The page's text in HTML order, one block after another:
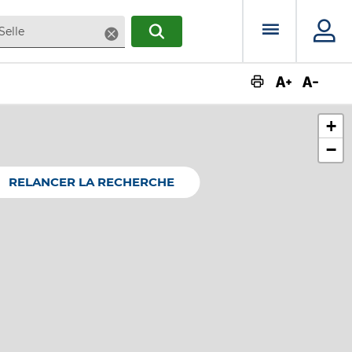
SupprimerRECHERCHERMenu
+
−
RELANCER LA RECHERCHE